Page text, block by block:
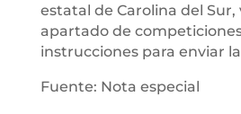
estatal de Carolina del Sur,
apartado de
instrucciones para enviar
Fuente: Nota especial